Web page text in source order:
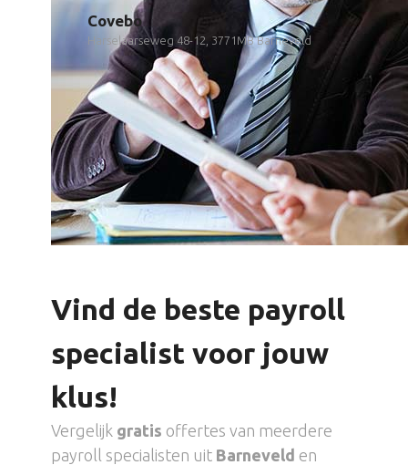
Covebo
Harselaarseweg 48-12, 3771MB Barneveld
Vind de beste payroll
specialist voor jouw
klus!
Vergelijk gratis offertes van meerdere
payroll specialisten uit Barneveld en